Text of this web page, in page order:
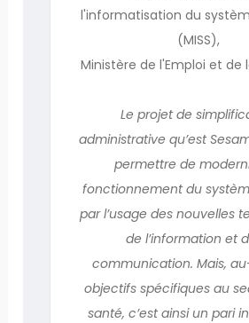
l'informatisation du
(MISS),
Ministère de l'Emploi et de
Le projet de
administrative qu’est
permettre de
fonctionnement du
par l’usage des nouvelles
de l’information et
communication. Mais,
objectifs spécifiques au
santé, c’est ainsi un pari